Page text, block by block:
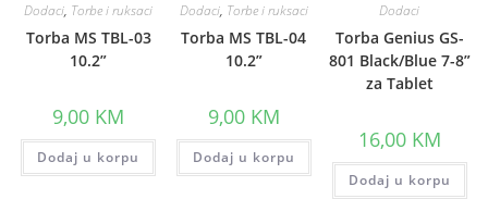
Dodaci, Torbe i ruksaci
Torba MS TBL-03
10.2”
9,00 KM
Dodaj u korpu
Dodaci, Torbe i ruksaci
Torba MS TBL-04
10.2”
9,00 KM
Dodaj u korpu
Dodaci
Torba Genius GS-
801 Black/Blue 7-8”
za Tablet
16,00 KM
Dodaj u korpu